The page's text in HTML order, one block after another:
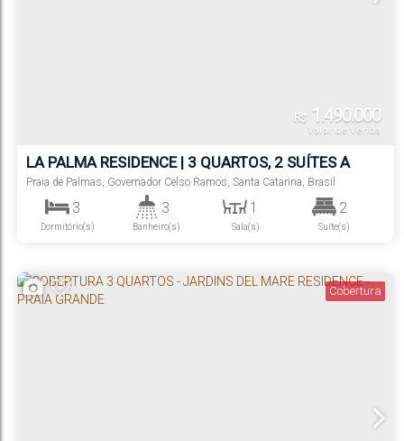
R$ 1.490.000
Valor de Venda
LA PALMA RESIDENCE | 3 QUARTOS, 2 SUÍTES A
300M DO MAR
Praia de Palmas, Governador Celso Ramos, Santa Catarina, Brasil
3
Dormitório(s)
3
Banheiro(s)
1
Sala(s)
2
Suíte(s)
Cobertura